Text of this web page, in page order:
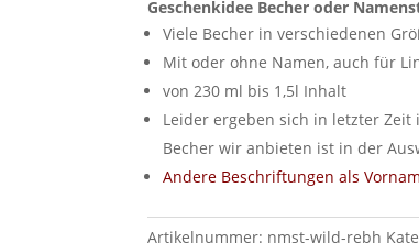
Geschenkidee Becher oder
Viele Becher in verschiedenen
Mit oder ohne Namen, auch für
von 230 ml bis 1,5l Inhalt
Leider ergeben sich in letzter
Becher wir anbieten ist in der
Andere Beschriftungen als
Artikelnummer: nmst-wild-rebh